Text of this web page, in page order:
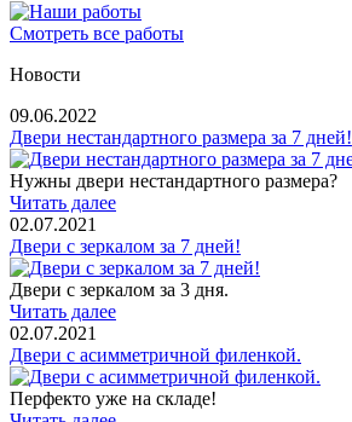
Смотреть все работы
Новости
09.06.2022
Двери нестандартного размера за 7 дней!
Нужны двери нестандартного размера?
Читать далее
02.07.2021
Двери с зеркалом за 7 дней!
Двери с зеркалом за 3 дня.
Читать далее
02.07.2021
Двери с асимметричной филенкой.
Перфекто уже на складе!